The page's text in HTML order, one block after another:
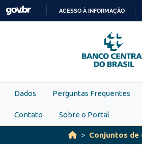
Skip to main content
PARA
O
ACESSO À INFORMAÇÃO
Dados Perguntas Frequentes
Contato Sobre o Portal
Conjuntos de